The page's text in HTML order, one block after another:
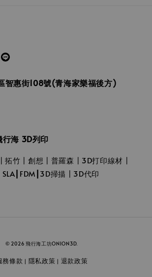
智惠街108號(青海家樂福後方)
海 3D列印
拓竹┃創想┃普羅森┃3D打印線材┃
掃描┃3D代印
© 2026 飛行海工坊ONION3D.
務條款 | 隱私政策 | 退款政策